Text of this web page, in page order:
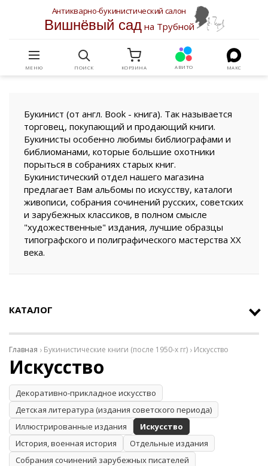
Антикварно-букинистический салон
Вишнёвый садна Трубной
МЕНЮ ПОИСК КОРЗИНА АВИТО МАКС
Букинист (от англ. Book - книга). Так называется
торговец, покупающий и продающий книги.
Букинисты особенно любимы библиографами и
библиоманами, которые большие охотники
порыться в собраниях старых книг.
Букинистический отдел нашего магазина
предлагает Вам альбомы по искусству, каталоги
живописи, собрания сочинений русских, советских
и зарубежных классиков, в полном смысле
"художественные" издания, лучшие образцы
типографского и полиграфического мастерства XX
века.
КАТАЛОГ
Главная Букинистические книги (после 1950-х гг) Искусство
Искусство
Декоративно-прикладное искусство
Детская литература (издания советского периода)
Иллюстрированные издания
Искусство
История, военная история
Отдельные издания
Собрания сочинений зарубежных писателей